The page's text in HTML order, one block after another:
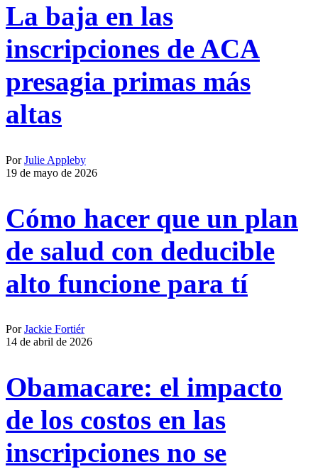
La baja en las
inscripciones de ACA
presagia primas más
altas
PorJulie Appleby
19 de mayo de 2026
Cómo hacer que un plan
de salud con deducible
alto funcione para tí
PorJackie Fortiér
14 de abril de 2026
Obamacare: el impacto
de los costos en las
inscripciones no se